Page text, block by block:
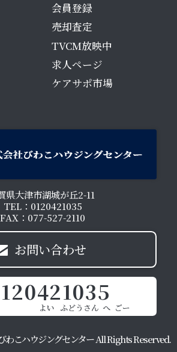
会員登録
売却査定
TVCM放映中
求人ページ
ケアサポ市場
県大津市湖城が丘2-11
TEL：0120421035
FAX：077-527-2110
お問い合わせ
こハウジングセンター All Rights Reserved.